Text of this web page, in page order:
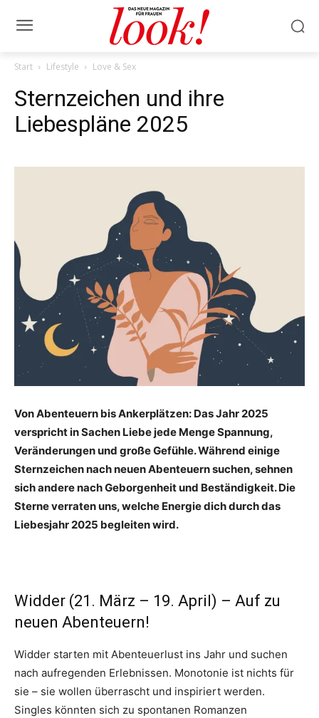
Start Lifestyle Love & Sex
Sternzeichen und ihre
Liebespläne 2025
Von Abenteuern bis Ankerplätzen: Das Jahr 2025
verspricht in Sachen Liebe jede Menge Spannung,
Veränderungen und große Gefühle. Während einige
Sternzeichen nach neuen Abenteuern suchen, sehnen
sich andere nach Geborgenheit und Beständigkeit. Die
Sterne verraten uns, welche Energie dich durch das
Liebesjahr 2025 begleiten wird.
Widder (21. März – 19. April) – Auf zu
neuen Abenteuern!
Widder starten mit Abenteuerlust ins Jahr und suchen
nach aufregenden Erlebnissen. Monotonie ist nichts für
sie – sie wollen überrascht und inspiriert werden.
Singles könnten sich zu spontanen Romanzen